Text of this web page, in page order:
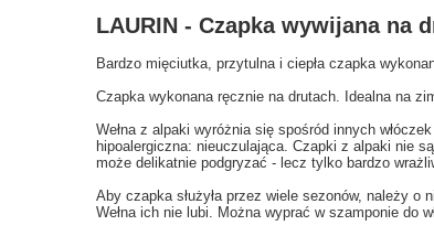
LAURIN - Czapka wywijana na
Bardzo mięciutka, przytulna i ciepła czapka
Czapka wykonana ręcznie na drutach. Idealna na
Wełna z alpaki wyróżnia się spośród innych
hipoalergiczna: nieuczulająca. Czapki z alpaki nie
może delikatnie podgryzać - lecz tylko bardzo
Aby czapka służyła przez wiele sezonów, należy
Wełna ich nie lubi. Można wyprać w szamponie do